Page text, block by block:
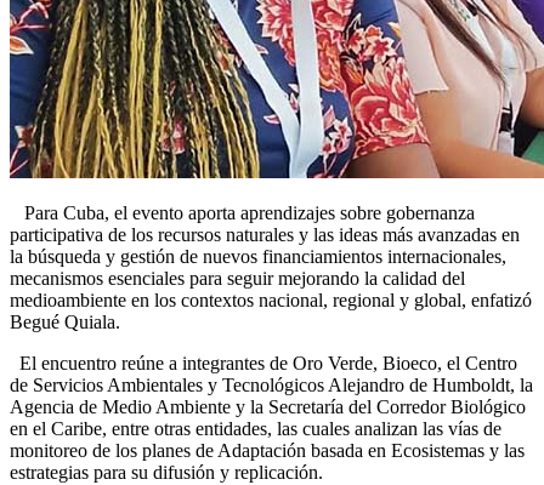
Para Cuba, el evento aporta aprendizajes sobre gobernanza
participativa de los recursos naturales y las ideas más avanzadas en
la búsqueda y gestión de nuevos financiamientos internacionales,
mecanismos esenciales para seguir mejorando la calidad del
medioambiente en los contextos nacional, regional y global, enfatizó
Begué Quiala.
El encuentro reúne a integrantes de Oro Verde, Bioeco, el Centro
de Servicios Ambientales y Tecnológicos Alejandro de Humboldt, la
Agencia de Medio Ambiente y la Secretaría del Corredor Biológico
en el Caribe, entre otras entidades, las cuales analizan las vías de
monitoreo de los planes de Adaptación basada en Ecosistemas y las
estrategias para su difusión y replicación.